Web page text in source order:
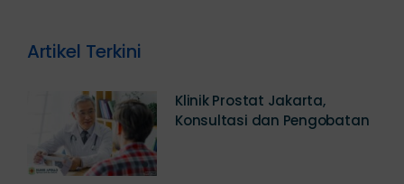
Konsultasi dan Pengobatan